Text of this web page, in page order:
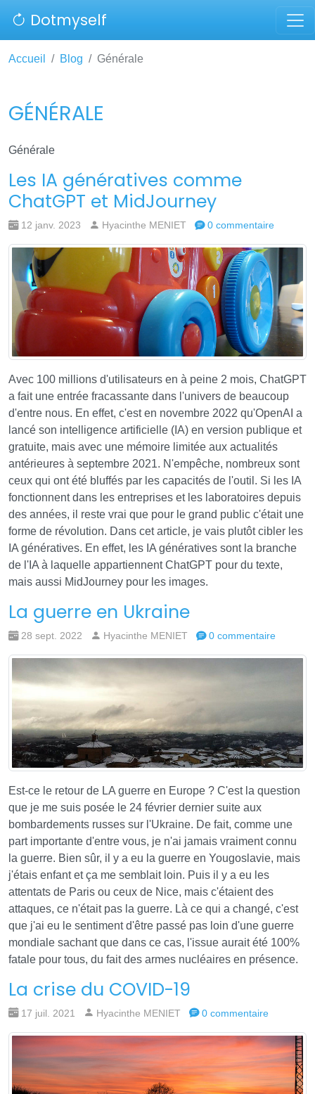
Dotmyself
Accueil Blog Générale
GÉNÉRALE
Générale
Les IA génératives comme
ChatGPT et MidJourney
12 janv. 2023 Hyacinthe MENIET 0 commentaire
Avec 100 millions d'utilisateurs en à peine 2 mois, ChatGPT
a fait une entrée fracassante dans l'univers de beaucoup
d'entre nous. En effet, c'est en novembre 2022 qu'OpenAI a
lancé son intelligence artificielle (IA) en version publique et
gratuite, mais avec une mémoire limitée aux actualités
antérieures à septembre 2021. N'empêche, nombreux sont
ceux qui ont été bluffés par les capacités de l'outil. Si les IA
fonctionnent dans les entreprises et les laboratoires depuis
des années, il reste vrai que pour le grand public c'était une
forme de révolution. Dans cet article, je vais plutôt cibler les
IA génératives. En effet, les IA génératives sont la branche
de l'IA à laquelle appartiennent ChatGPT pour du texte,
mais aussi MidJourney pour les images.
La guerre en Ukraine
28 sept. 2022 Hyacinthe MENIET 0 commentaire
Est-ce le retour de LA guerre en Europe ? C'est la question
que je me suis posée le 24 février dernier suite aux
bombardements russes sur l'Ukraine. De fait, comme une
part importante d'entre vous, je n'ai jamais vraiment connu
la guerre. Bien sûr, il y a eu la guerre en Yougoslavie, mais
j'étais enfant et ça me semblait loin. Puis il y a eu les
attentats de Paris ou ceux de Nice, mais c'étaient des
attaques, ce n'était pas la guerre. Là ce qui a changé, c'est
que j'ai eu le sentiment d'être passé pas loin d'une guerre
mondiale sachant que dans ce cas, l'issue aurait été 100%
fatale pour tous, du fait des armes nucléaires en présence.
La crise du COVID-19
17 juil. 2021 Hyacinthe MENIET 0 commentaire